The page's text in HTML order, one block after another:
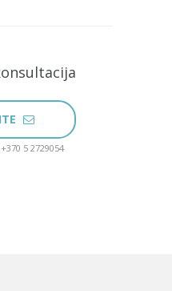
5 2729054